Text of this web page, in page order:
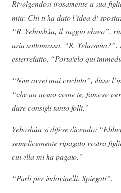
Rivolgendosi irosamente a sua
mia: Chi ti ha dato l’idea di
“R. Yehoshùa, il saggio ebreo”,
aria sottomessa. “R.
esterrefatto. “Portatelo qui
“Non avrei mai creduto”, disse
“che un uomo come te, famoso
dare consigli tanto folli.”
Yehoshùa si difese dicendo:
semplicemente ripagato vostra
cui ella mi ha pagato.”
“Parli per indovinelli. Spiegati”.